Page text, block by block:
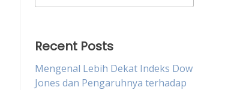
for:
Recent Posts
Mengenal Lebih Dekat Indeks Dow
Jones dan Pengaruhnya terhadap